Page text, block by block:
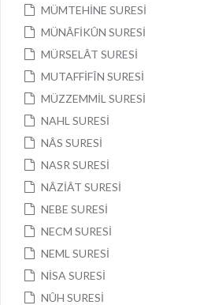
MÜMTEHİNE SURESİ
MÜNÂFİKÛN SURESİ
MÜRSELÂT SURESİ
MUTAFFİFÎN SURESİ
MÜZZEMMİL SURESİ
NAHL SURESİ
NÂS SURESİ
NASR SURESİ
NÂZİÂT SURESİ
NEBE SURESİ
NECM SURESİ
NEML SURESİ
NİSA SURESİ
NÛH SURESİ